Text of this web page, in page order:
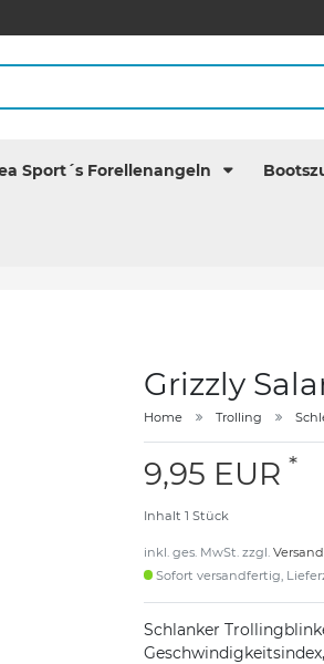
Sport´s Forellenangeln
Grizzly
Home Trolling
9,95 EUR *
Inhalt 1 Stück
inkl. ges. MwSt. zzgl.
Sofort versandfertig,
Schlanker